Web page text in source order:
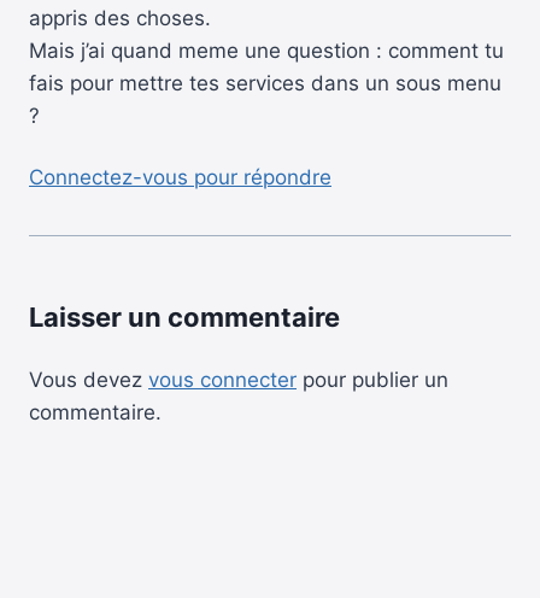
appris des choses.
Mais j’ai quand meme une question : comment tu
fais pour mettre tes services dans un sous menu
?
Connectez-vous pour répondre
Laisser un commentaire
Vous devez vous connecter pour publier un
commentaire.